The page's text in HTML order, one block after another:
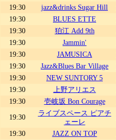
19:30
jazz&drinks Sugar Hill
19:30
BLUES ETTE
19:30
狛江 Add 9th
19:30
Jammin'
19:30
JAMUSICA
19:30
Jazz&Blues Bar Village
19:30
NEW SUNTORY 5
19:30
上野アリエス
19:30
壱岐坂 Bon Courage
19:30
ライブスペース ピアチ
ェーレ
19:30
JAZZ ON TOP